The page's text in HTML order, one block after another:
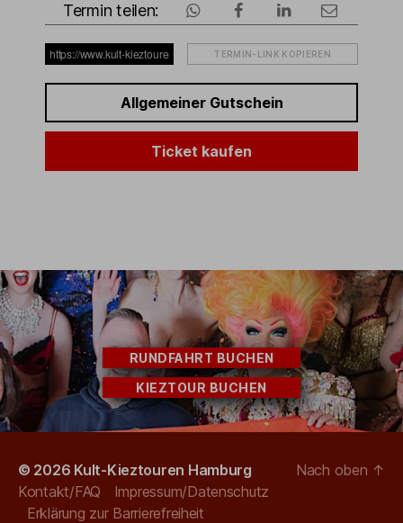
Termin teilen:
TERMIN-LINK KOPIEREN
Allgemeiner Gutschein
Ticket kaufen
RUNDFAHRT BUCHEN
KIEZTOUR BUCHEN
© 2026 Kult-Kieztouren Hamburg
Kontakt/FAQ
Impressum/Datenschutz
Erklärung zur Barrierefreiheit
Nach oben ↑